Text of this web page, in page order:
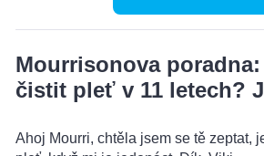
Mourrisonova poradna:
čistit pleť v 11 letech?
Ahoj Mourri, chtěla jsem se tě zeptat,